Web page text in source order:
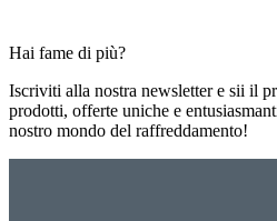
Hai fame di più?
Iscriviti alla nostra newsletter e sii il
prodotti, offerte uniche e
nostro mondo del raffreddamento!